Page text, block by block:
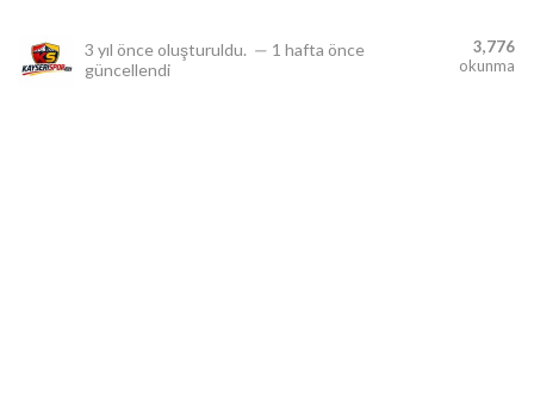
3 yıl önce oluşturuldu. — 1 hafta önce
güncellendi
3,776
okunma